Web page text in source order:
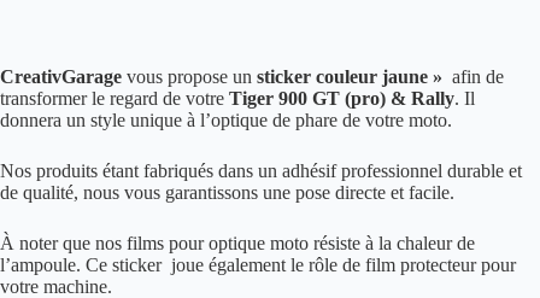
CreativGarage vous propose un sticker couleur jaune » afin de
transformer le regard de votre Tiger 900 GT (pro) & Rally. Il
donnera un style unique à l’optique de phare de votre moto.
Nos produits étant fabriqués dans un adhésif professionnel durable et
de qualité, nous vous garantissons une pose directe et facile.
À noter que nos films pour optique moto résiste à la chaleur de
l’ampoule. Ce sticker joue également le rôle de film protecteur pour
votre machine.